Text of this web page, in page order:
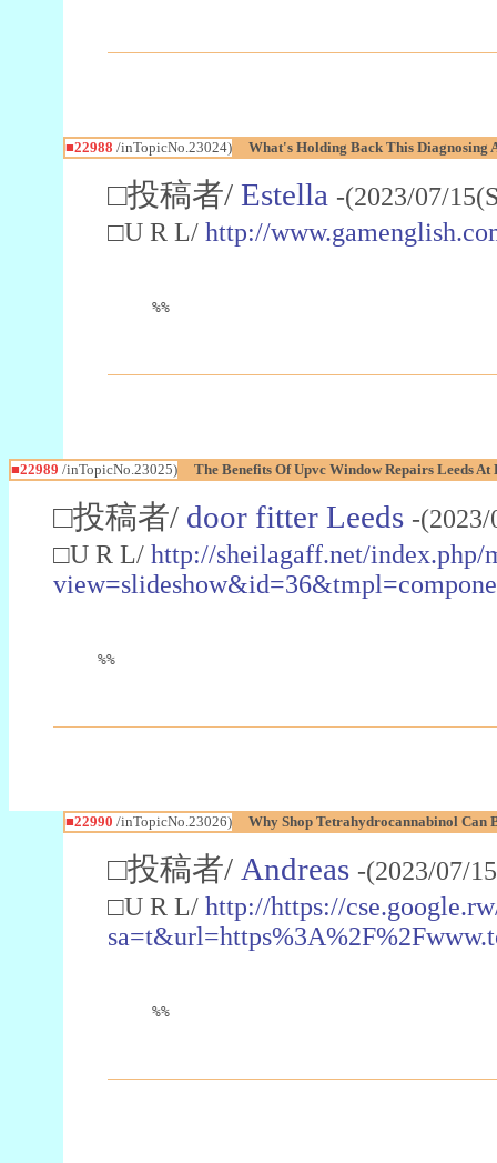
■22988 /inTopicNo.23024) What's Holding Back This Diagnosing
□投稿者/ Estella -(2023/07/
□U R L/ http://
%%
■22989 /inTopicNo.23025) The Benefits Of Upvc Window Repairs Leeds
□投稿者/ door fitter Leeds -
□U R L/ http://sheilagaff.net/index.php/
%%
■22990 /inTopicNo.23026) Why Shop Tetrahydrocannabinol Can
□投稿者/ Andreas -(2023/07/
□U R L/ http://https://
%%